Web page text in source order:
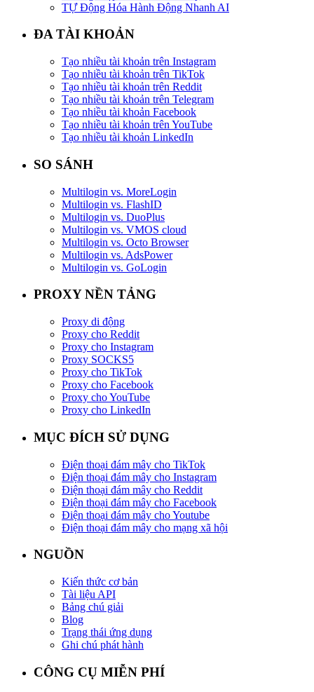
TỰ Động Hóa Hành Động Nhanh AI
ĐA TÀI KHOẢN
Tạo nhiều tài khoản trên Instagram
Tạo nhiều tài khoản trên TikTok
Tạo nhiều tài khoản trên Reddit
Tạo nhiều tài khoản trên Telegram
Tạo nhiều tài khoản Facebook
Tạo nhiều tài khoản trên YouTube
Tạo nhiều tài khoản LinkedIn
SO SÁNH
Multilogin vs. MoreLogin
Multilogin vs. FlashID
Multilogin vs. DuoPlus
Multilogin vs. VMOS cloud
Multilogin vs. Octo Browser
Multilogin vs. AdsPower
Multilogin vs. GoLogin
PROXY NỀN TẢNG
Proxy di động
Proxy cho Reddit
Proxy cho Instagram
Proxy SOCKS5
Proxy cho TikTok
Proxy cho Facebook
Proxy cho YouTube
Proxy cho LinkedIn
MỤC ĐÍCH SỬ DỤNG
Điện thoại đám mây cho TikTok
Điện thoại đám mây cho Instagram
Điện thoại đám mây cho Reddit
Điện thoại đám mây cho Facebook
Điện thoại đám mây cho Youtube
Điện thoại đám mây cho mạng xã hội
NGUỒN
Kiến thức cơ bản
Tài liệu API
Bảng chú giải
Blog
Trạng thái ứng dụng
Ghi chú phát hành
CÔNG CỤ MIỄN PHÍ